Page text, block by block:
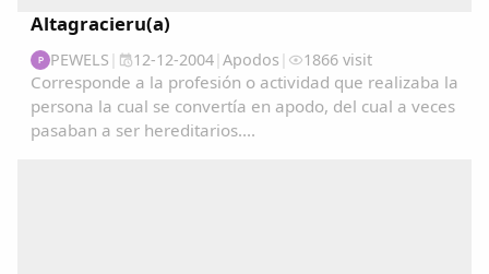
Altagracieru(a)
P PEWELS | 12-12-2004| Apodos | 1866 visit
Corresponde a la profesión o actividad que realizaba la
persona la cual se convertía en apodo, del cual a veces
pasaban a ser hereditarios....